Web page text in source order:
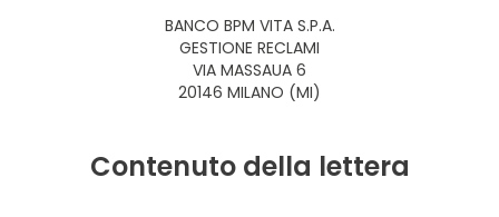
BANCO BPM VITA S.P.A.
GESTIONE RECLAMI
VIA MASSAUA 6
20146 MILANO (MI)
Contenuto della lettera